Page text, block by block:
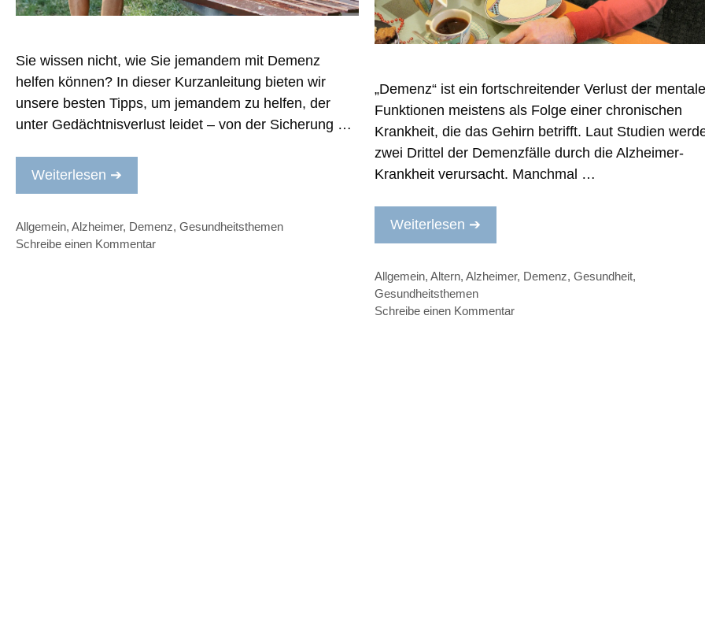
Sie wissen nicht, wie Sie jemandem mit Demenz
helfen können? In dieser Kurzanleitung bieten wir
unsere besten Tipps, um jemandem zu helfen, der
unter Gedächtnisverlust leidet – von der Sicherung …
Weiterlesen ➔
Kategorien
Allgemein, Alzheimer, Demenz, Gesundheitsthemen
Schreibe einen Kommentar
„Demenz“ ist ein fortschreitender Verlust der
Funktionen meistens als Folge einer chronischen
Krankheit, die das Gehirn betrifft. Laut Studien
zwei Drittel der Demenzfälle durch die Alzheimer-
Krankheit verursacht. Manchmal …
Weiterlesen ➔
Kategorien
Allgemein,Altern,Alzheimer, Demenz,Gesundheit,
Gesundheitsthemen
Schreibe einen Kommentar